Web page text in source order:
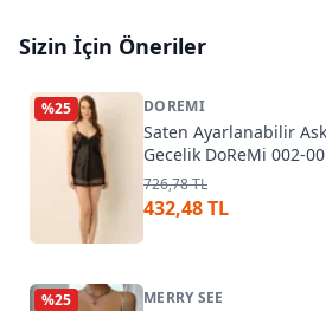
Sizin İçin Öneriler
%25 DOREMI
Saten Ayarlanabilir
Gecelik DoReMi 002-
726,78 TL
432,48 TL
%25 MERRY SEE